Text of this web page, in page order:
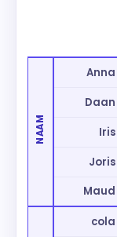
NAAM
Anna
Daan
Iris
Joris
Maud
cola